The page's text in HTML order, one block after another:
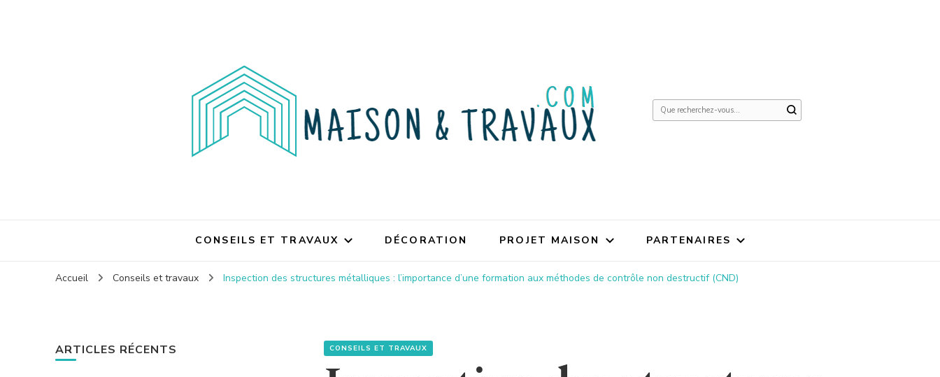
Vous
CONSEILS ET TRAVAUX DÉCORATION PROJET MAISON PARTENAIRES
Accueil Conseils et travaux Inspection des structures métalliques : l’importance d’une formation aux méthodes de contrôle non destructif (CND)
CONSEILS ET TRAVAUX
ARTICLES RÉCENTS